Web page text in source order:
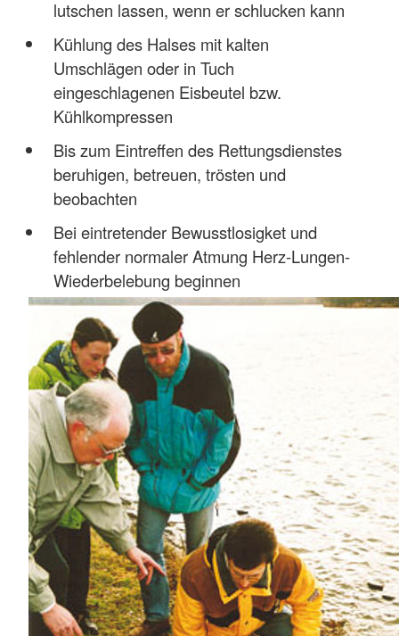
lutschen lassen, wenn er schlucken kann
Kühlung des Halses mit kalten
Umschlägen oder in Tuch
eingeschlagenen Eisbeutel bzw.
Kühlkompressen
Bis zum Eintreffen des Rettungsdienstes
beruhigen, betreuen, trösten und
beobachten
Bei eintretender Bewusstlosigket und
fehlender normaler Atmung Herz-Lungen-
Wiederbelebung beginnen